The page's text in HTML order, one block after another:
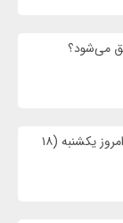
می‌شود؟
قیمت افغانی به تومان و دلار امروز یکشنبه (۱۸